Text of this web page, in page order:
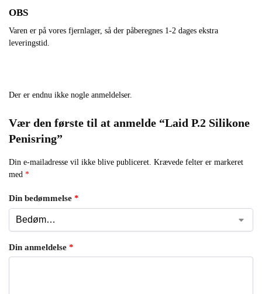
OBS
Varen er på vores fjernlager, så der påberegnes 1-2 dages ekstra
leveringstid.
Der er endnu ikke nogle anmeldelser.
Vær den første til at anmelde “Laid P.2 Silikone
Penisring”
Din e-mailadresse vil ikke blive publiceret. Krævede felter er markeret
med *
Din bedømmelse *
Din anmeldelse *